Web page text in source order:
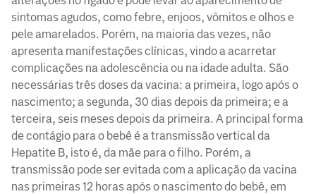
sintomas agudos, como febre, enjoos, vômitos e olhos e
pele amarelados. Porém, na maioria das vezes, não
apresenta manifestações clínicas, vindo a acarretar
complicações na adolescência ou na idade adulta. São
necessárias três doses da vacina: a primeira, logo após o
nascimento; a segunda, 30 dias depois da primeira; e a
terceira, seis meses depois da primeira. A principal forma
de contágio para o bebê é a transmissão vertical da
Hepatite B, isto é, da mãe para o filho. Porém, a
transmissão pode ser evitada com a aplicação da vacina
nas primeiras 12 horas após o nascimento do bebê, em